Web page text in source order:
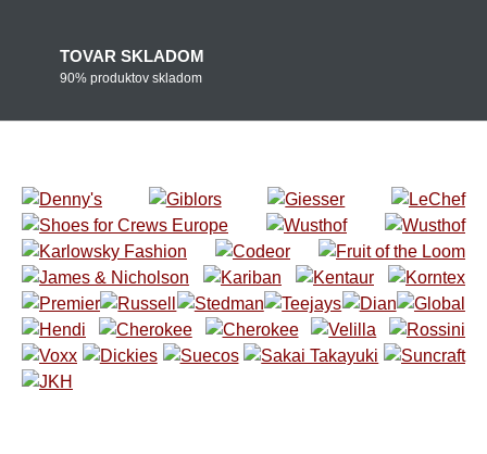
TOVAR SKLADOM
90% produktov skladom